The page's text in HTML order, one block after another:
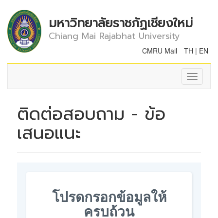
มหาวิทยาลัยราชภัฏเชียงใหม่
Chiang Mai Rajabhat University
CMRU Mail TH | EN
Toggle
ติดต่อสอบถาม - ข้อ
เสนอแนะ
โปรดกรอกข้อมูลให้
ครบถ้วน